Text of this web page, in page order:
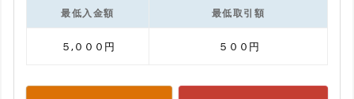
最低入金額 最低取引額
５,０００円 ５００円